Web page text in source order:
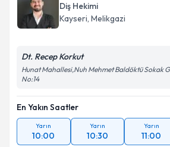
Diş Hekimi
Kayseri, Melikgazi
Dt. Recep Korkut
Hunat Mahallesi,Nuh Mehmet Baldöktü Sokak
No:14
En Yakın Saatler
Yarın
10:00
Yarın
10:30
Yarın
11:00